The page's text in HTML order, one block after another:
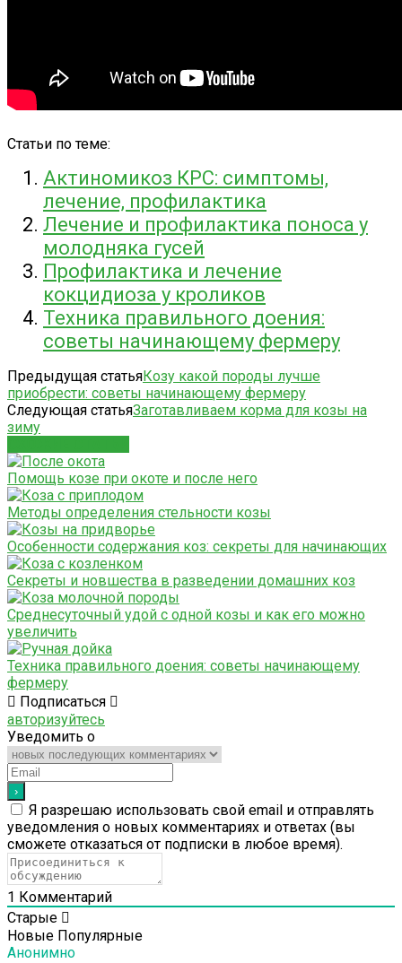
Статьи по теме:
Актиномикоз КРС: симптомы,
лечение, профилактика
Лечение и профилактика поноса у
молодняка гусей
Профилактика и лечение
кокцидиоза у кроликов
Техника правильного доения:
советы начинающему фермеру
Предыдущая статьяКозу какой породы лучше
приобрести: советы начинающему фермеру
Следующая статьяЗаготавливаем корма для козы на
зиму
Помощь козе при окоте и после него
Методы определения стельности козы
Особенности содержания коз: секреты для начинающих
Секреты и новшества в разведении домашних коз
Среднесуточный удой с одной козы и как его можно
увеличить
Техника правильного доения: советы начинающему
фермеру
Подписаться
авторизуйтесь
Уведомить о
Я разрешаю использовать свой email и отправлять
уведомления о новых комментариях и ответах (вы
cможете отказаться от подписки в любое время).
1 Комментарий
Старые
Новые Популярные
Анонимно